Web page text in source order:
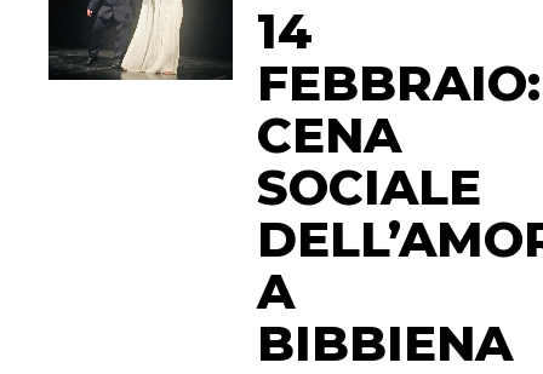
14
FEBBRAIO:
CENA
SOCIALE
A
BIBBIENA